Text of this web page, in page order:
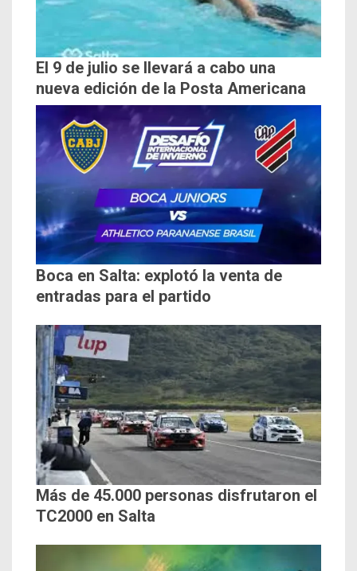
El 9 de julio se llevará a cabo una
nueva edición de la Posta Americana
Boca en Salta: explotó la venta de
entradas para el partido
Más de 45.000 personas disfrutaron el
TC2000 en Salta